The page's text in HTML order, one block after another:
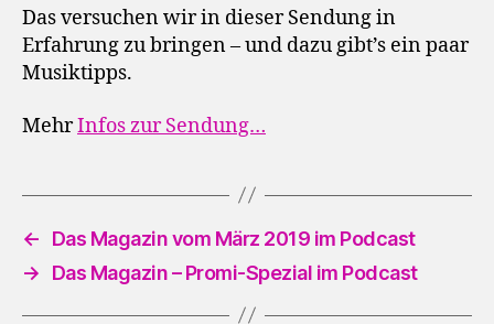
Das versuchen wir in dieser Sendung in
Erfahrung zu bringen – und dazu gibt’s ein paar
Musiktipps.
MehrInfos zur Sendung…
←
Das Magazin vom März 2019 im Podcast
→
Das Magazin – Promi-Spezial im Podcast